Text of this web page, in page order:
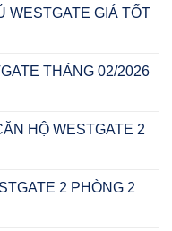
WESTGATE GIÁ TỐT
THÁNG 02/2026
HỘ WESTGATE 2
2 PHÒNG 2